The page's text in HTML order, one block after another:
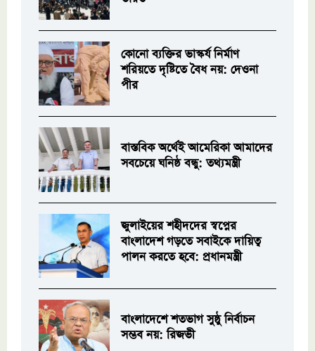
কোনো ব্যক্তির ভাস্কর্য নির্মাণ
শরিয়তে দৃষ্টিতে বৈধ নয়: দেওনা
পীর
বাস্তবিক অর্থেই আমেরিকা আমাদের
সবচেয়ে ঘনিষ্ঠ বন্ধু: তথ্যমন্ত্রী
জুলাইয়ের শহীদদের স্বপ্নের
বাংলাদেশ গড়তে সবাইকে দায়িত্ব
পালন করতে হবে: প্রধানমন্ত্রী
বাংলাদেশে শতভাগ সুষ্ঠু নির্বাচন
সম্ভব নয়: রিজভী